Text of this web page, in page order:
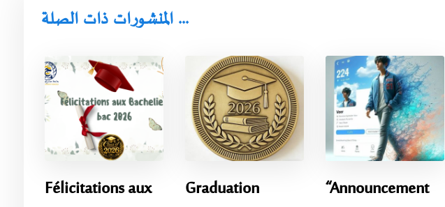
المنشورات ذات الصلة ...
Félicitations aux
Graduation
“Announcement